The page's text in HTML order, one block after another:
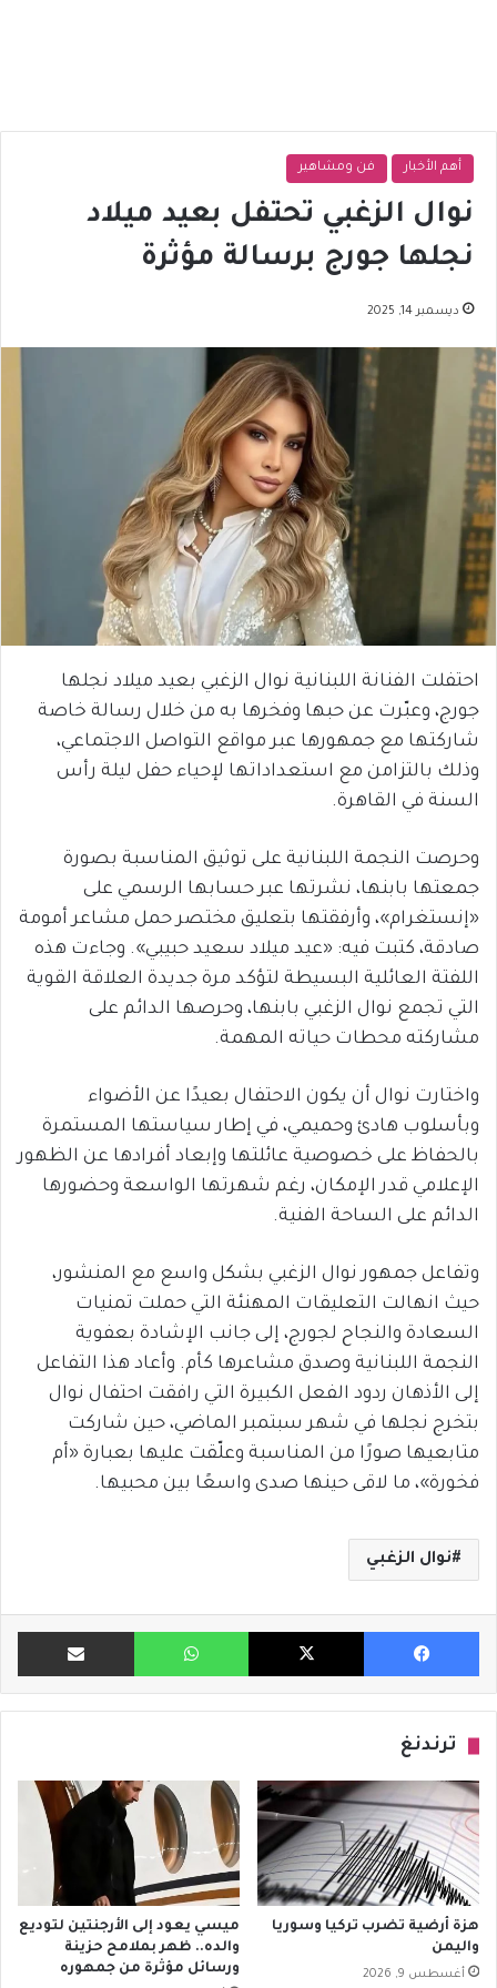
أهم الأخبار فن ومشاهير
نوال الزغبي تحتفل بعيد ميلاد
نجلها جورج برسالة مؤثرة
ديسمبر 14, 2025
احتفلت الفنانة اللبنانية نوال الزغبي بعيد ميلاد نجلها
جورج، وعبّرت عن حبها وفخرها به من خلال رسالة خاصة
شاركتها مع جمهورها عبر مواقع التواصل الاجتماعي،
وذلك بالتزامن مع استعداداتها لإحياء حفل ليلة رأس
السنة في القاهرة.
وحرصت النجمة اللبنانية على توثيق المناسبة بصورة
جمعتها بابنها، نشرتها عبر حسابها الرسمي على
«إنستغرام»، وأرفقتها بتعليق مختصر حمل مشاعر أمومة
صادقة، كتبت فيه: «عيد ميلاد سعيد حبيبي». وجاءت هذه
اللفتة العائلية البسيطة لتؤكد مرة جديدة العلاقة القوية
التي تجمع نوال الزغبي بابنها، وحرصها الدائم على
مشاركته محطات حياته المهمة.
واختارت نوال أن يكون الاحتفال بعيدًا عن الأضواء
وبأسلوب هادئ وحميمي، في إطار سياستها المستمرة
بالحفاظ على خصوصية عائلتها وإبعاد أفرادها عن الظهور
الإعلامي قدر الإمكان، رغم شهرتها الواسعة وحضورها
الدائم على الساحة الفنية.
وتفاعل جمهور نوال الزغبي بشكل واسع مع المنشور،
حيث انهالت التعليقات المهنئة التي حملت تمنيات
السعادة والنجاح لجورج، إلى جانب الإشادة بعفوية
النجمة اللبنانية وصدق مشاعرها كأم. وأعاد هذا التفاعل
إلى الأذهان ردود الفعل الكبيرة التي رافقت احتفال نوال
بتخرج نجلها في شهر سبتمبر الماضي، حين شاركت
متابعيها صورًا من المناسبة وعلّقت عليها بعبارة «أم
فخورة»، ما لاقى حينها صدى واسعًا بين محبيها.
نوال الزغبي
فيسبوك X واتساب مشاركة
ترندنغ
هزة أرضية تضرب تركيا وسوريا
واليمن
أغسطس 9, 2026
ميسي يعود إلى الأرجنتين لتوديع
والده.. ظهر بملامح حزينة
ورسائل مؤثرة من جمهوره